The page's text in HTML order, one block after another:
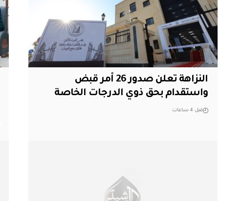
النزاهة تعلن صدور 26 أمر قبض
واستقدام بحق ذوي الدرجات الخاصة
قبل 4 ساعات